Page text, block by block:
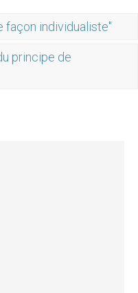
façon individualiste"
principe de